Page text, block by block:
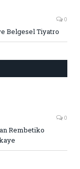
0
Belgesel Tiyatro
0
Rembetiko